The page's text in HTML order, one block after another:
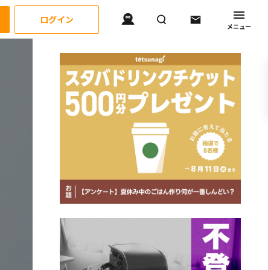
ログイン
メニュー